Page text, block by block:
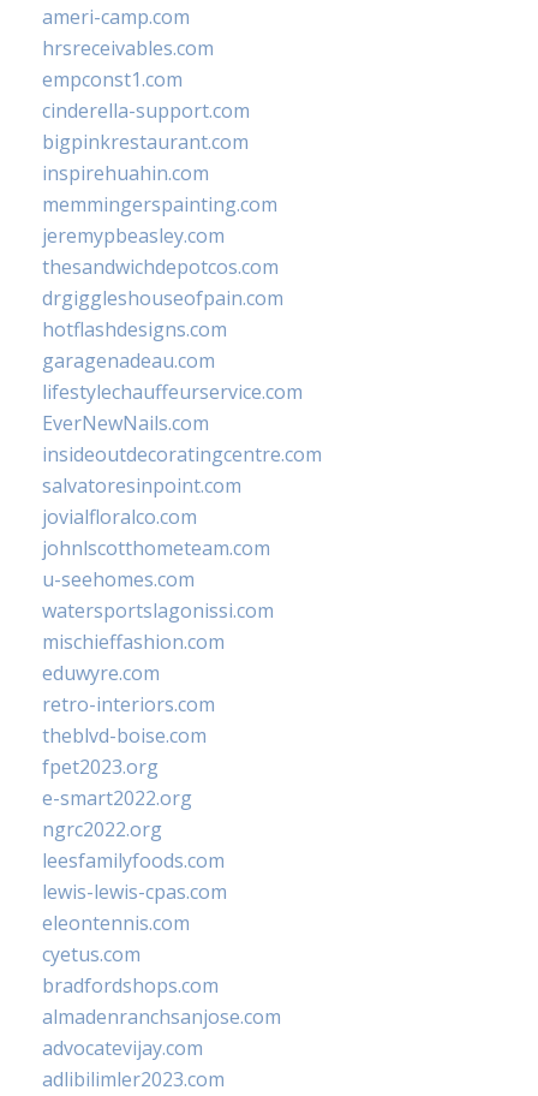
ameri-camp.com
hrsreceivables.com
empconst1.com
cinderella-support.com
bigpinkrestaurant.com
inspirehuahin.com
memmingerspainting.com
jeremypbeasley.com
thesandwichdepotcos.com
drgiggleshouseofpain.com
hotflashdesigns.com
garagenadeau.com
lifestylechauffeurservice.com
EverNewNails.com
insideoutdecoratingcentre.com
salvatoresinpoint.com
jovialfloralco.com
johnlscotthometeam.com
u-seehomes.com
watersportslagonissi.com
mischieffashion.com
eduwyre.com
retro-interiors.com
theblvd-boise.com
fpet2023.org
e-smart2022.org
ngrc2022.org
leesfamilyfoods.com
lewis-lewis-cpas.com
eleontennis.com
cyetus.com
bradfordshops.com
almadenranchsanjose.com
advocatevijay.com
adlibilimler2023.com